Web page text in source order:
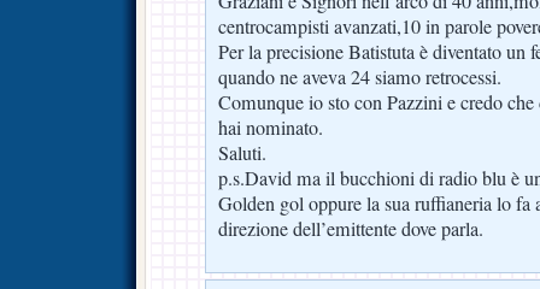
centrocampisti avanzati,10 in parole
Per la precisione Batistuta è diventato un
quando ne aveva 24 siamo retrocessi.
Comunque io sto con Pazzini e credo
hai nominato.
Saluti.
p.s.David ma il bucchioni di radio blu è
Golden gol oppure la sua ruffianeria lo fa
direzione dell’emittente dove parla.